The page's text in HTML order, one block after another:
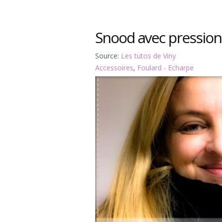
Snood avec
Source: Les tutos de Viny
Accessoires, Foulard - Echarpe